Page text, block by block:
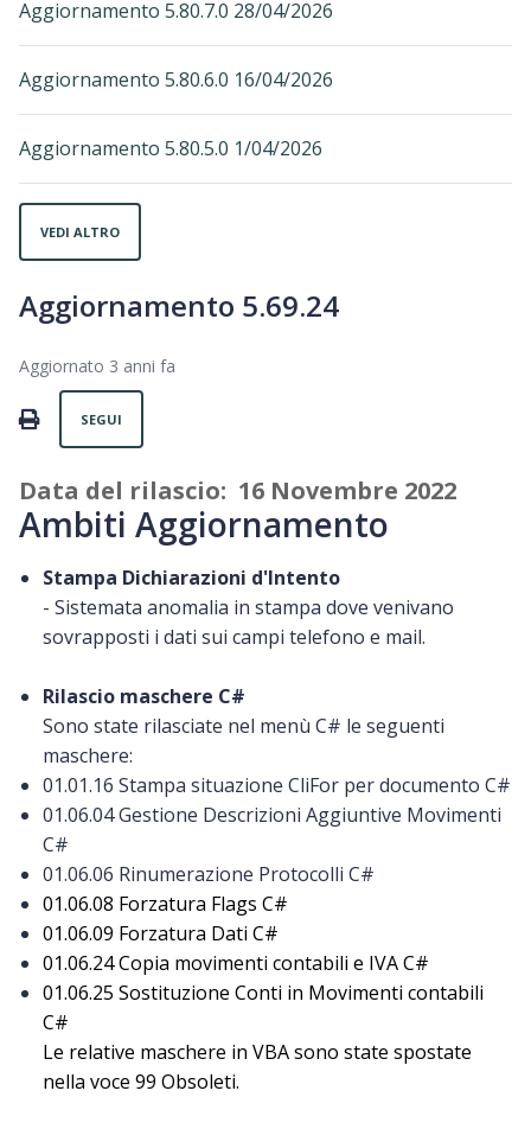
Aggiornamento 5.80.7.0 28/04/2026
Aggiornamento 5.80.6.0 16/04/2026
Aggiornamento 5.80.5.0 1/04/2026
VEDI ALTRO
Aggiornamento 5.69.24
Aggiornato 3 anni fa
PRINT
SEGUI
Data del rilascio: 16 Novembre 2022
Ambiti Aggiornamento
Stampa Dichiarazioni d'Intento
- Sistemata anomalia in stampa dove venivano
sovrapposti i dati sui campi telefono e mail.
Rilascio maschere C#
Sono state rilasciate nel menù C# le seguenti
maschere:
01.01.16 Stampa situazione CliFor per documento C#
01.06.04 Gestione Descrizioni Aggiuntive Movimenti
C#
01.06.06 Rinumerazione Protocolli C#
01.06.08 Forzatura Flags C#
01.06.09 Forzatura Dati C#
01.06.24 Copia movimenti contabili e IVA C#
01.06.25 Sostituzione Conti in Movimenti contabili
C#
Le relative maschere in VBA sono state spostate
nella voce 99 Obsoleti.